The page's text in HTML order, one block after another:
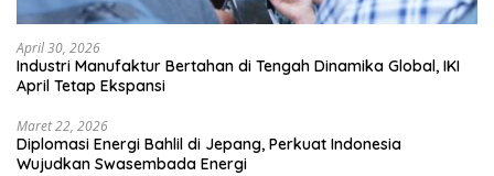
April 30, 2026
Industri Manufaktur Bertahan di Tengah Dinamika Global, IKI
April Tetap Ekspansi
Maret 22, 2026
Diplomasi Energi Bahlil di Jepang, Perkuat Indonesia
Wujudkan Swasembada Energi